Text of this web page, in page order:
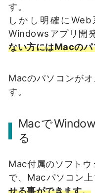
す。
しかし明確に
Windowsアプリ開
ない方にはMacの
Macのパソコンが
す。
Macで
る
Mac付属のソフト
で、Macパソコン
せる事ができます。